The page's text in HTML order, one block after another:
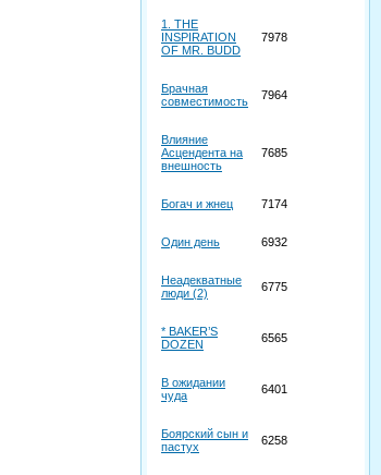
1. THE
INSPIRATION
OF MR. BUDD
7978
Брачная
совместимость
7964
Влияние
Асцендента на
внешность
7685
Богач и жнец 7174
Один день 6932
Неадекватные
люди (2)
6775
* BAKER’S
DOZEN
6565
В ожидании
чуда
6401
Боярский сын и
пастух
6258